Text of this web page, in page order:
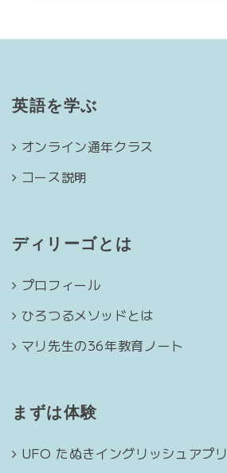
英語を学ぶ
オンライン通年クラス
コース説明
ディリーゴとは
プロフィール
ひろつるメソッドとは
マリ先生の36年教育ノート
まずは体験
UFO たぬきイングリッシュアプリ